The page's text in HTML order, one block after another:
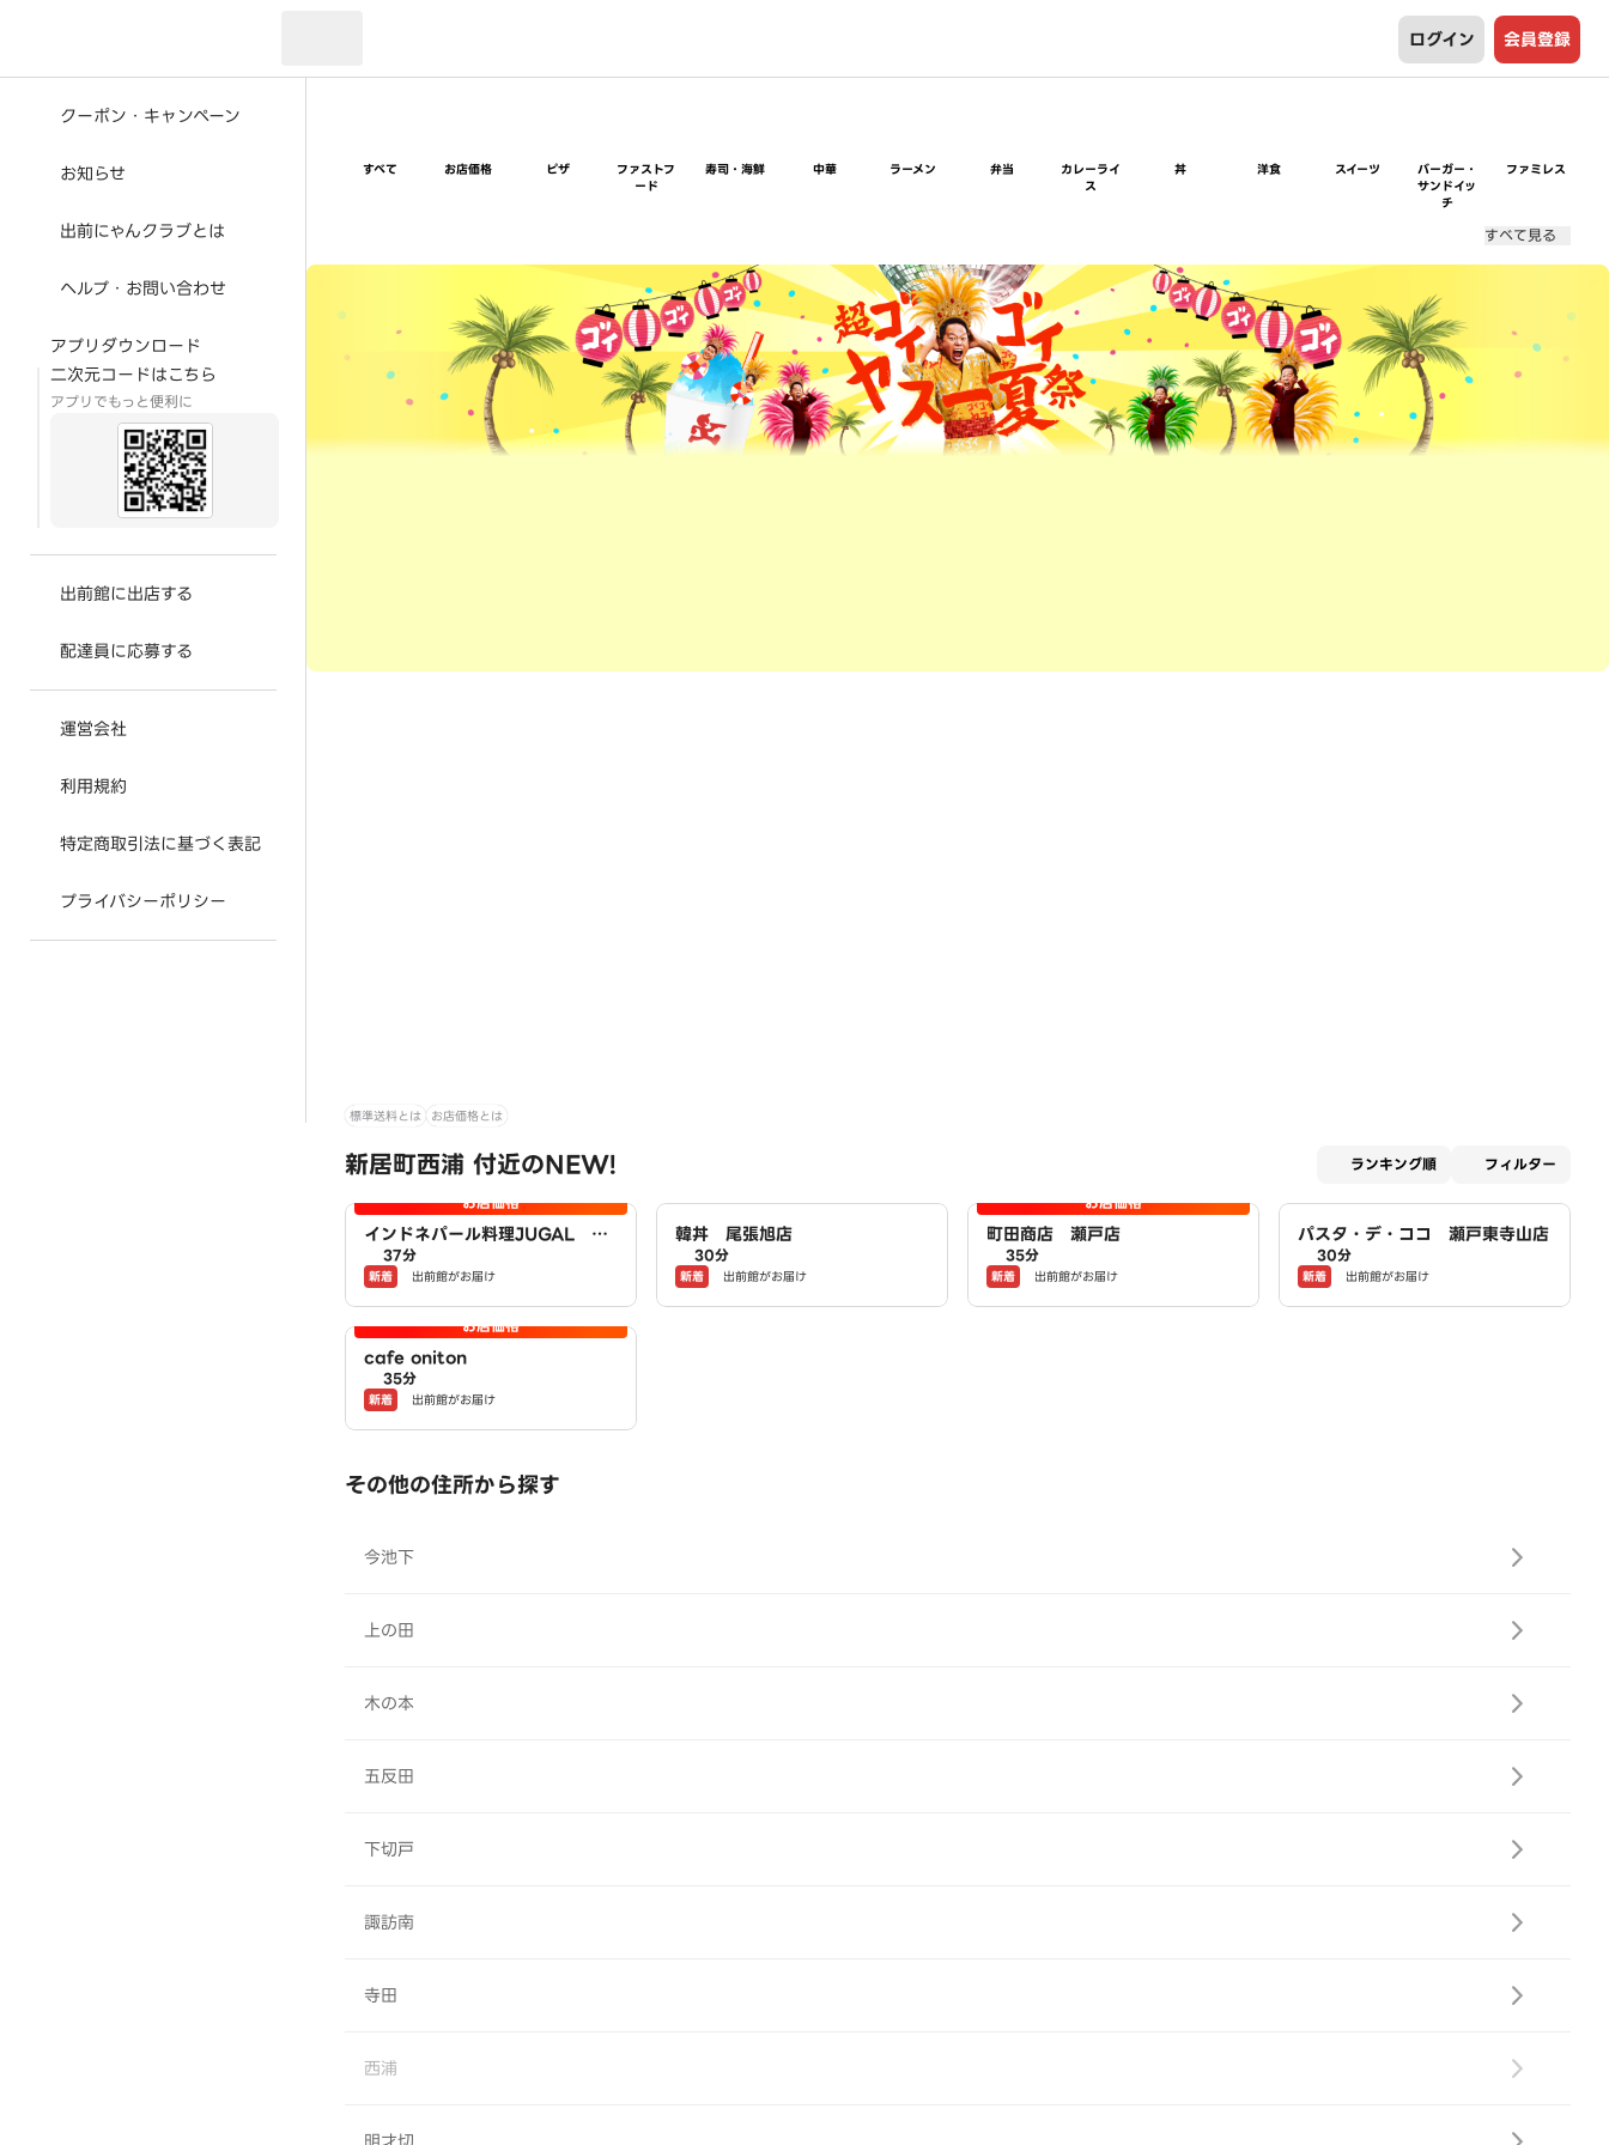
ログイン 会員登録
クーポン・キャンペーン
お知らせ
出前にゃんクラブとは
ヘルプ・お問い合わせ
アプリダウンロード
二次元コードはこちら
アプリでもっと便利に
出前館に出店する
配達員に応募する
運営会社
利用規約
特定商取引法に基づく表記
プライバシーポリシー
すべて お店価格 ピザ
ファストフ
ード
寿司・海鮮 中華 ラーメン 弁当
カレーライ
ス
丼 洋食 スイーツ
バーガー・
サンドイッ
チ
ファミレス
すべて見る
超ゴイゴイヤスー夏祭
標準送料とは お店価格とは
新居町西浦 付近のNEW! ランキング順 フィルター
お店価格
インドネパール料理JUGAL ジ
ュガル
37分
新着 出前館がお届け
韓丼 尾張旭店
30分
新着 出前館がお届け
お店価格
町田商店 瀬戸店
35分
新着 出前館がお届け
パスタ・デ・ココ 瀬戸東寺山店
30分
新着 出前館がお届け
お店価格
cafe oniton
35分
新着 出前館がお届け
その他の住所から探す
今池下
上の田
木の本
五反田
下切戸
諏訪南
寺田
西浦